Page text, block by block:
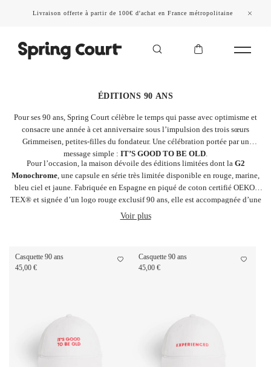
Livraison offerte à partir de 100€ d'achat en France métropolitaine
ÉDITIONS 90 ANS
Pour ses 90 ans, Spring Court célèbre le temps qui passe avec optimisme et
consacre une année à cet anniversaire sous l’impulsion des trois sœurs
Grimmeisen, petites-filles du fondateur. Une célébration portée par un
message simple : IT’S GOOD TO BE OLD.
Pour l’occasion, la maison dévoile des éditions limitées dont la G2
Monochrome, une capsule en série très limitée disponible en rouge, marine,
bleu ciel et jaune. Fabriquée en Espagne en piqué de coton certifié OEKO-
TEX® et signée d’un logo rouge exclusif 90 ans, elle est accompagnée d’une
IT’S GOOD TO BE OLD"
Voir plus
Casquette 90 ans
45,00 €
Casquette 90 ans
45,00 €